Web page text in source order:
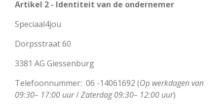
Artikel 2 - Identiteit van de ondernemer
Speciaal4jou
Dorpsstraat 60
3381 AG Giessenburg
Telefoonnummer: 06 -14061692 (Op werkdagen van
09:30– 17:00 uur/Zaterdag 09:30– 12:00 uur)